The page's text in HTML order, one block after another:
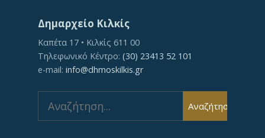
Δημαρχείο Κιλκίς
Καπέτα 17 • Κιλκίς 611 00
Τηλεφωνικό Κέντρο: (30) 23413 52 101
e-mail: info@dhmoskilkis.gr
for:
Αναζήτηση